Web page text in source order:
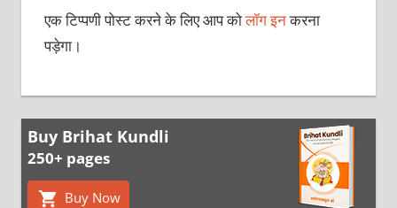
एक टिप्पणी पोस्ट करने के लिए आप कोलॉग इनकरना
पड़ेगा।
Buy Brihat Kundli
250+ pages
Buy Now